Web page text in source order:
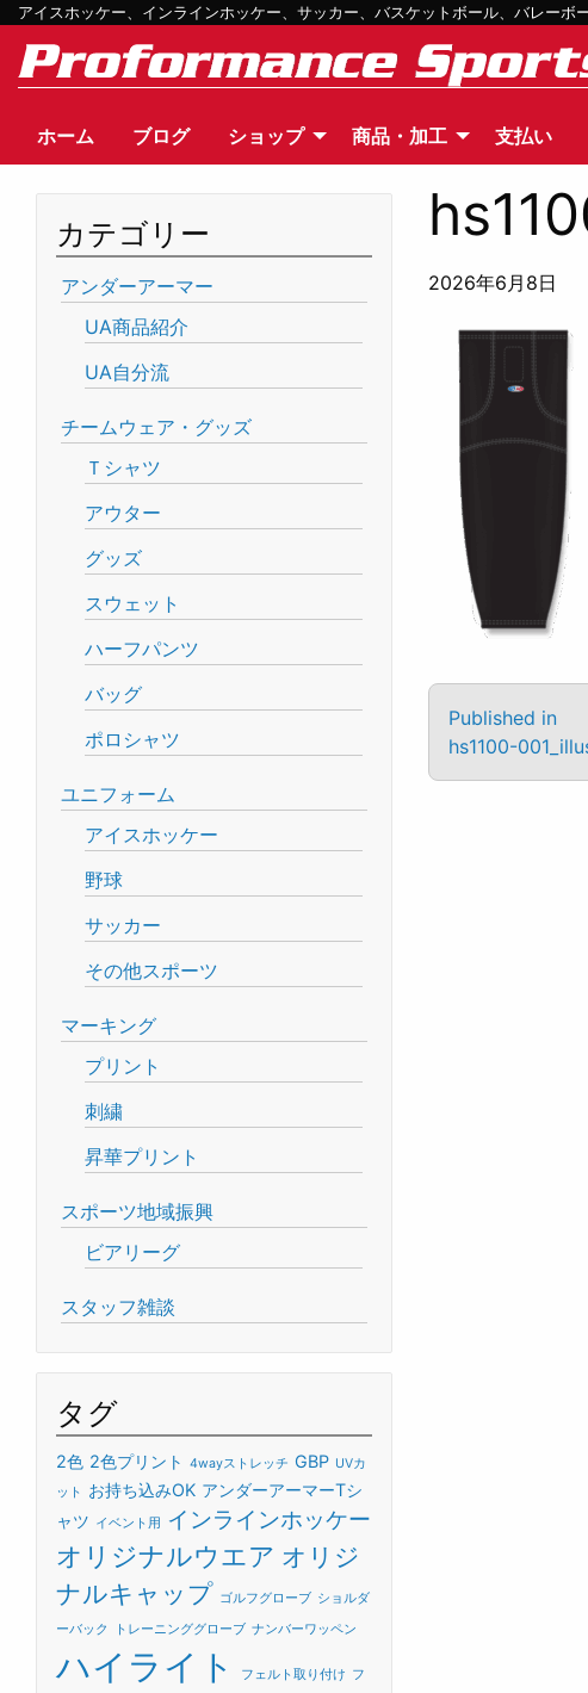
アイスホッケー、インラインホッケー、サッカー、バスケットボール、バレー
ホーム ブログ ショップ 商品・加工 支払い
2026年6月8日
Published in
hs1100-
カテゴリー
アンダーアーマー
UA商品紹介
UA自分流
チームウェア・グッズ
Ｔシャツ
アウター
グッズ
スウェット
ハーフパンツ
バッグ
ポロシャツ
ユニフォーム
アイスホッケー
野球
サッカー
その他スポーツ
マーキング
プリント
刺繍
昇華プリント
スポーツ地域振興
ビアリーグ
スタッフ雑談
タグ
2色 2色プリント 4wayストレッチ GBP UVカ
ット
お持ち込みOK アンダーアーマーTシ
ャツ イベント用 インラインホッケー
オリジナルウエア オリジ
ナルキャップ ゴルフグローブ ショルダ
ーバック
トレーニンググローブ ナンバーワッペン
ハイライト フェルト取り付け フ